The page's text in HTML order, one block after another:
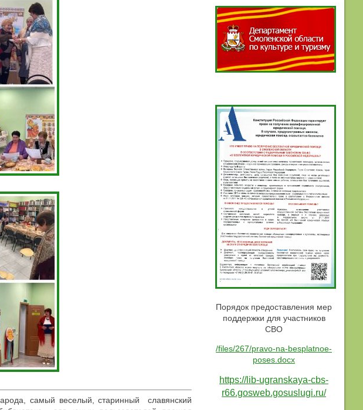
самый веселый, старинный славянский
Порядок предоставления мер
поддержки для участников
СВО
/files/267/pravo-na-besplatnoe-
poses.docx
https://lib-ugranskaya-cbs-
r66.gosweb.gosuslugi.ru/